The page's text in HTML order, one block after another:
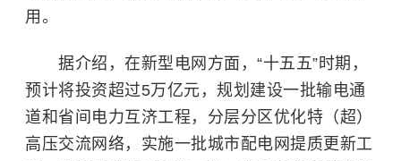
用。
据介绍，在新型电网方面，“十五五”时期，
预计将投资超过5万亿元，规划建设一批输电通
道和省间电力互济工程，分层分区优化特（超）
高压交流网络，实施一批城市配电网提质更新工